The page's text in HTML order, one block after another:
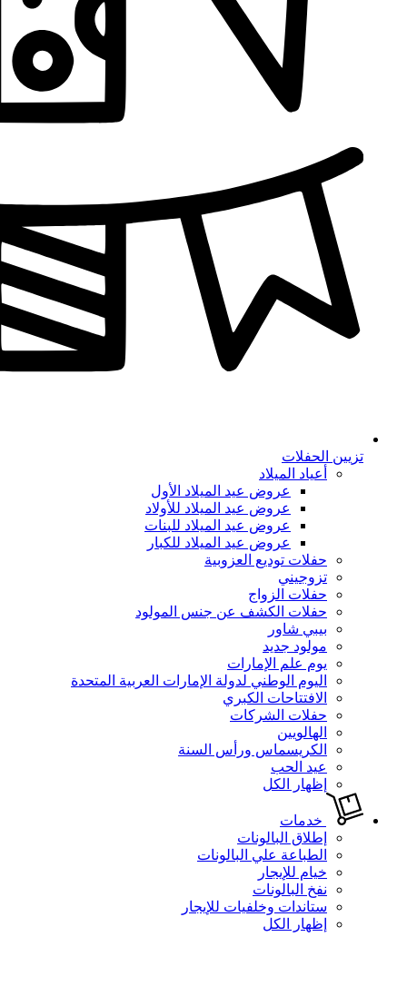
تزيين الحفلات
أعياد الميلاد
عروض عيد الميلاد الأول
عروض عيد الميلاد للأولاد
عروض عيد الميلاد للبنات
عروض عيد الميلاد للكبار
حفلات توديع العزوبية
تزوجيني
حفلات الزواج
حفلات الكشف عن جنس المولود
بيبي شاور
مولود جديد
يوم علم الإمارات
اليوم الوطني لدولة الإمارات العربية المتحدة
الافتتاحات الكبري
حفلات الشركات
الهالويين
الكريسماس ورأس السنة
عيد الحب
إظهار الكل
خدمات
إطلاق البالونات
الطباعة علي البالونات
خيام للإيجار
نفخ البالونات
ستاندات وخلفيات للإيجار
إظهار الكل